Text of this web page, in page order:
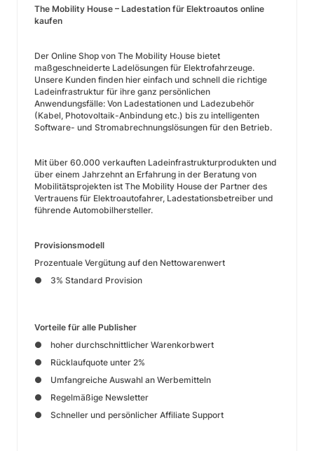
The Mobility House – Ladestation für Elektroautos online
kaufen
Der Online Shop von The Mobility House bietet
maßgeschneiderte Ladelösungen für Elektrofahrzeuge.
Unsere Kunden finden hier einfach und schnell die richtige
Ladeinfrastruktur für ihre ganz persönlichen
Anwendungsfälle: Von Ladestationen und Ladezubehör
(Kabel, Photovoltaik-Anbindung etc.) bis zu intelligenten
Software- und Stromabrechnungslösungen für den Betrieb.
Mit über 60.000 verkauften Ladeinfrastrukturprodukten und
über einem Jahrzehnt an Erfahrung in der Beratung von
Mobilitätsprojekten ist The Mobility House der Partner des
Vertrauens für Elektroautofahrer, Ladestationsbetreiber und
führende Automobilhersteller.
Provisionsmodell
Prozentuale Vergütung auf den Nettowarenwert
● 3% Standard Provision
Vorteile für alle Publisher
● hoher durchschnittlicher Warenkorbwert
● Rücklaufquote unter 2%
● Umfangreiche Auswahl an Werbemitteln
● Regelmäßige Newsletter
● Schneller und persönlicher Affiliate Support